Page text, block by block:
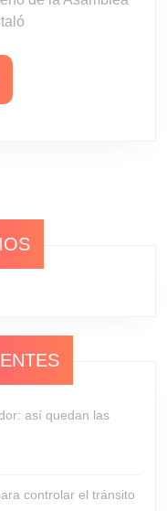
MÁS
así quedan las
controlar el tránsito